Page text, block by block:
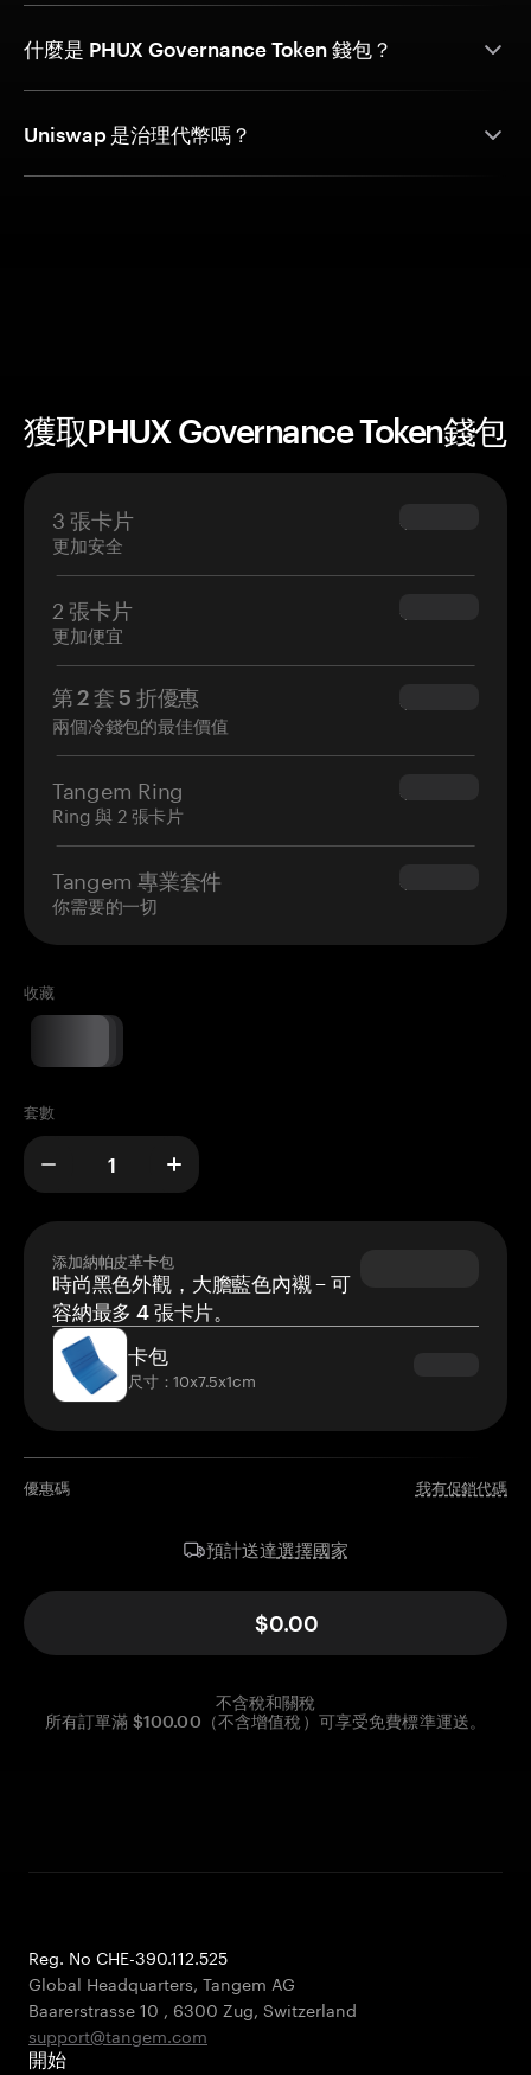
什麼是 PHUX Governance Token 錢包？
Uniswap 是治理代幣嗎？
獲取PHUX Governance Token錢包
3 張卡片
更加安全
$69.90
2 張卡片
更加便宜
$54.90
第 2 套 5 折優惠
兩個冷錢包的最佳價值
$34.95
Tangem Ring
Ring 與 2 張卡片
$160.00
Tangem 專業套件
你需要的一切
$180.00
收藏
套數
添加納帕皮革卡包
時尚黑色外觀，大膽藍色內襯 – 可
容納最多 4 張卡片。
卡包
尺寸：10x7.5x1cm
優惠碼 我有促銷代碼
預計送達選擇國家
$0.00
不含稅和關稅
所有訂單滿 $100.00（不含增值稅）可享受免費標準運送。
Reg. No CHE-390.112.525
Global Headquarters, Tangem AG
Baarerstrasse 10 , 6300 Zug, Switzerland
support@tangem.com
開始